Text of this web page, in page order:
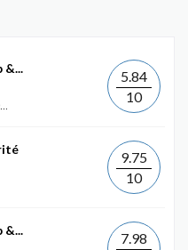
&...
5.84
10
9.75
10
&...
7.98